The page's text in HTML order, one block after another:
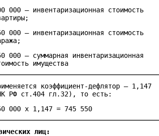
000 – инвентаризационная стоимость
000 – инвентаризационная стоимость
000 – суммарная инвентаризационная
имущества
коэффициент-дефлятор – 1,147
РФ ст.404 гл.32), то есть:
000 х 1,147 = 745 550
лиц: